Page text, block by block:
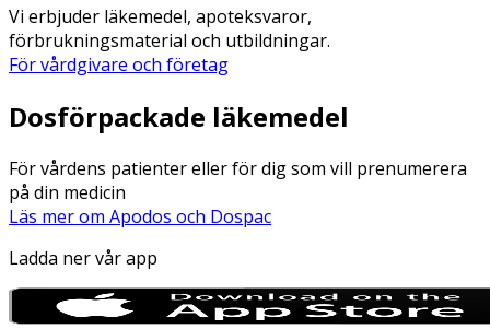
Vi erbjuder läkemedel, apoteksvaror,
förbrukningsmaterial och utbildningar.
För vårdgivare och företag
Dosförpackade läkemedel
För vårdens patienter eller för dig som vill prenumerera
på din medicin
Läs mer om Apodos och Dospac
Ladda ner vår app